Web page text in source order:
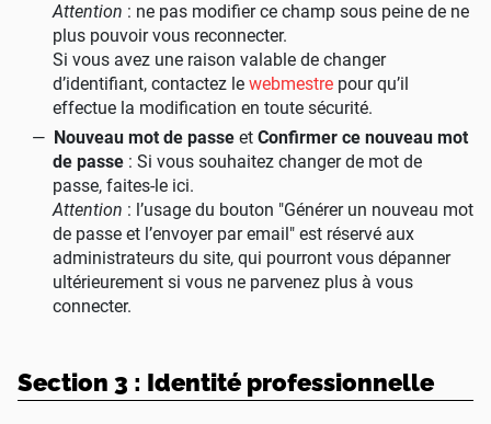
Attention : ne pas modifier ce champ sous peine de ne
plus pouvoir vous reconnecter.
Si vous avez une raison valable de changer
d’identifiant, contactez le webmestre pour qu’il
effectue la modification en toute sécurité.
Nouveau mot de passeet Confirmer ce nouveau mot
de passe : Si vous souhaitez changer de mot de
passe, faites-le ici.
Attention : l’usage du bouton "Générer un nouveau mot
de passe et l’envoyer par email" est réservé aux
administrateurs du site, qui pourront vous dépanner
ultérieurement si vous ne parvenez plus à vous
connecter.
Section 3 : Identité professionnelle